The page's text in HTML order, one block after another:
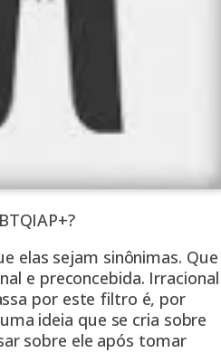
elas sejam sinônimas. Que
e preconcebida. Irracional
por este filtro é, por
ideia que se cria sobre
sobre ele após tomar